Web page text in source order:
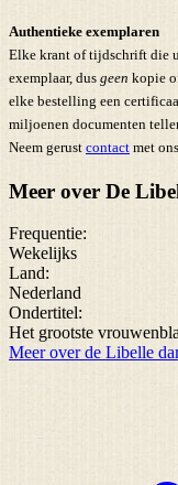
Authentieke exemplaren
Elke krant of tijdschrift die
exemplaar, dus geen kopie
elke bestelling een
miljoenen documenten
Neem gerust contact met
Meer over De
Frequentie:
Wekelijks
Land:
Nederland
Ondertitel:
Het grootste
Meer over de Libelle